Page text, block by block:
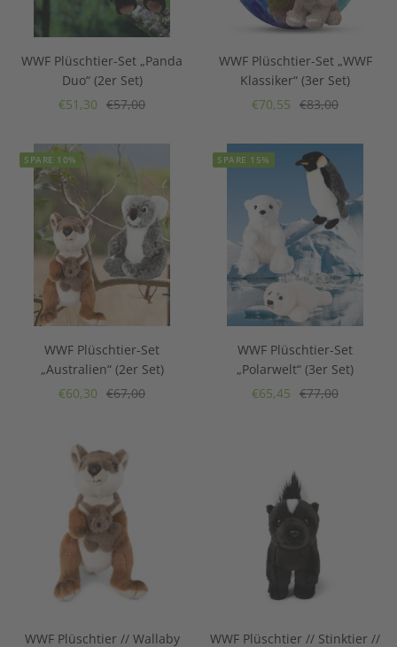
WWF Plüschtier-Set „Panda
Duo“ (2er Set)
Angebotspreis
€51,30 Regulärer
€57,00
WWF Plüschtier-Set „WWF
Klassiker“ (3er Set)
Angebotspreis
€70,55 Regulärer
€83,00
SPARE 10%
WWF Plüschtier-Set
„Australien“ (2er Set)
Angebotspreis
€60,30 Regulärer
€67,00
SPARE 15%
WWF Plüschtier-Set
„Polarwelt“ (3er Set)
Angebotspreis
€65,45 Regulärer
€77,00
WWF Plüschtier // Wallaby
WWF Plüschtier // Stinktier //